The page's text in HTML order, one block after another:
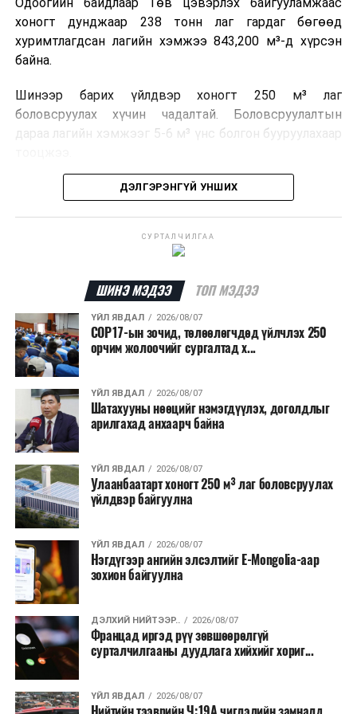
Одоогийн байдлаар Төв цэвэрлэх байгууламжаас
хоногт дунджаар 238 тонн лаг гардаг бөгөөд
хуримтлагдсан лагийн хэмжээ 843,200 м³-д хүрсэн
байна.
Шинээр барих үйлдвэр хоногт 250 м³ лаг
боловсруулах хүчин чадалтай. Боловсруулалтын
дараа лагийн хэмжээг 5-6 м³ үнс болгон бууруулахаар
Төслийн техник, эдийн засгийн үндэслэлийг
магадлалын ерөнхий дүгнэлтээр баталгаажуулсан
Мөн Нийслэлийн иргэдийн Төлөөлөгчдийн Хурлын
2025 оны 25/01 дүгээр тогтоолоор баталсан “Төр,
хувийн хэвшлийн түншлэлээр нийслэлд хэрэгжүүлэх
төслийн жагсаалт”-д лаг хатааж, шатаах үйлдвэр
барих төслийг төр, хувийн хэвшлийн түншлэлийн
хэлбэрээр хэрэгжүүлэхээр тусгажээ.
Лаг хатаах, шатаах технологи нь бохир ус цэвэрлэх
байгууламжаас гардаг лагийг байгаль орчинд аюулгүй
аргаар боловсруулж, эзлэхүүнийг эрс бууруулах
зориулалттай. Лагийг өндөр температурт шатааснаар
эзлэхүүн нь 90 хүртэл хувиар буурч, бактери, вирус
болон бусад өвчин үүсгэгч бичил биетнийг устгах
боломжтой.
Түүнчлэн шаталтын явцад үүсэх дулааныг цахилгаан
болон дулааны эрчим хүч үйлдвэрлэхэд ашиглаж
болдог. Зарим технологийн хувьд шаталтын дараа
үлдэх үнснээс фосфор зэрэг ашигт эрдсийг сэргээн
авах боломжтой аж.
Япон, Герман, Швейцар, Нидерланд, Өмнөд Солонгос
зэрэг улс лаг хатаах, шатаах технологийг ашиглаж
ДЭЛГЭРЭНГҮЙ УНШИХ
СУРТАЛЧИЛГАА
ШИНЭ МЭДЭЭ ТОП МЭДЭЭ
ҮЙЛ ЯВДАЛ 2026/08/07
COP17-ын зочид, төлөөлөгчдөд үйлчлэх 250
орчим жолоочийг сургалтад х...
ҮЙЛ ЯВДАЛ 2026/08/07
Шатахууны нөөцийг нэмэгдүүлэх, доголдлыг
арилгахад анхаарч байна
ҮЙЛ ЯВДАЛ 2026/08/07
Улаанбаатарт хоногт 250 м³ лаг боловсруулах
үйлдвэр байгуулна
ҮЙЛ ЯВДАЛ 2026/08/07
Нэгдүгээр ангийн элсэлтийг E-Mongolia-аар
зохион байгуулна
ДЭЛХИЙ НИЙТЭЭР.. 2026/08/07
Францад иргэд рүү зөвшөөрөлгүй
сурталчилгааны дуудлага хийхийг хориг...
ҮЙЛ ЯВДАЛ 2026/08/07